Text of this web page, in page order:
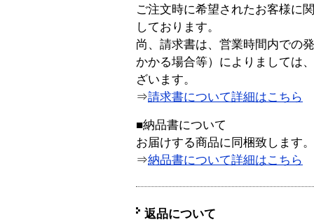
ご注文時に希望されたお客様に
しております。
尚、請求書は、営業時間内での
かかる場合等）によりましては
ざいます。
⇒請求書について詳細はこちら
■納品書について
お届けする商品に同梱致します。
⇒納品書について詳細はこちら
返品について